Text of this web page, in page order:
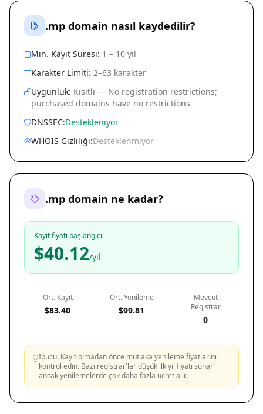
.mp domain nasıl kaydedilir?
Min. Kayıt Süresi: 1 – 10 yıl
Karakter Limiti: 2–63 karakter
Uygunluk: Kısıtlı — No registration restrictions;
purchased domains have no restrictions
DNSSEC:Destekleniyor
WHOIS Gizliliği:Desteklenmiyor
.mp domain ne kadar?
Kayıt fiyatı başlangıcı
$40.12/yıl
Ort. Kayıt
$83.40
Ort. Yenileme
$99.81
Mevcut
Registrar
0
İpucu: Kayıt olmadan önce mutlaka yenileme fiyatlarını
kontrol edin. Bazı registrar'lar düşük ilk yıl fiyatı sunar
ancak yenilemelerde çok daha fazla ücret alır.